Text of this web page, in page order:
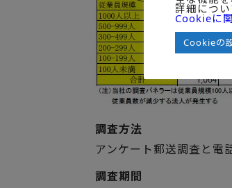
調査方法
アンケート郵送調査と電
調査期間
詳細につい
Cookieに
Cookieの